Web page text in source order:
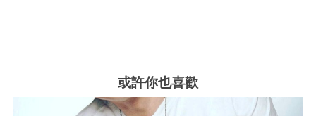
或許你也喜歡